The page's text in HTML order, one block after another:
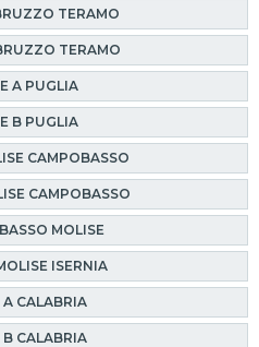
TERAMO
TERAMO
A PUGLIA
B PUGLIA
CAMPOBASSO
CAMPOBASSO
MOLISE
ISERNIA
A CALABRIA
B CALABRIA